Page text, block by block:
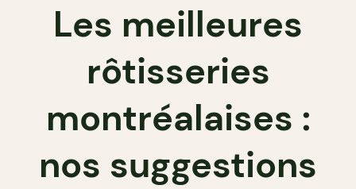
Les meilleures
rôtisseries
montréalaises :
nos suggestions